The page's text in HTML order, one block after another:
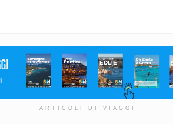
ARTICOLI DI VIAGGI